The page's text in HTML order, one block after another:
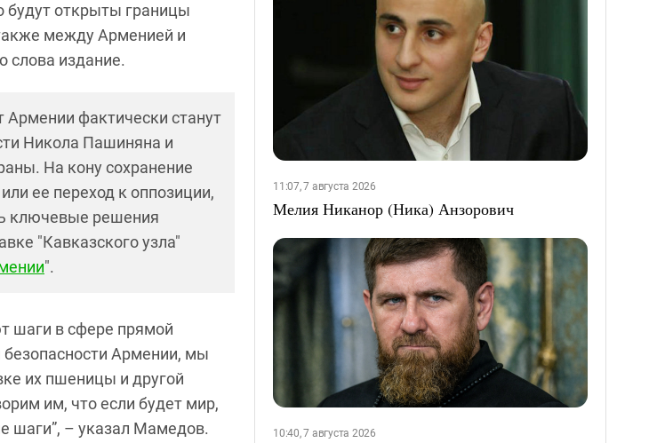
будут открыты границы
между Арменией и
слова издание.
фактически станут
Никола Пашиняна и
На кону сохранение
ее переход к оппозиции,
ключевые решения
"Кавказского узла"
".
шаги в сфере прямой
Армении, мы
их пшеницы и другой
им, что если будет мир,
шаги”, – указал Мамедов.
11:07, 7 августа 2026
Мелия Никанор (Ника) Анзорович
10:40, 7 августа 2026